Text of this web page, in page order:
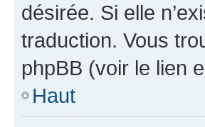
désirée. Si elle
traduction. Vous
phpBB (voir le lien
Haut